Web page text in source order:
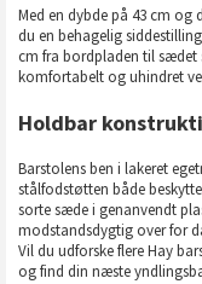
Med en dybde på 43 cm
du en behagelig
cm fra bordpladen til sædet
komfortabelt og uhindret
Holdbar
Barstolens ben i lakeret
stålfodstøtten både
sorte sæde i genanvendt
modstandsdygtig over for
Vil du udforske flere Hay
og find din næste